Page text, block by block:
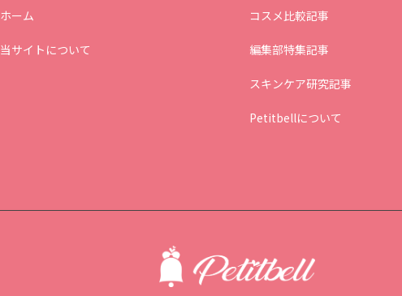
ホーム
当サイトについて
コスメ比較記事
編集部特集記事
スキンケア研究記事
Petitbellについて